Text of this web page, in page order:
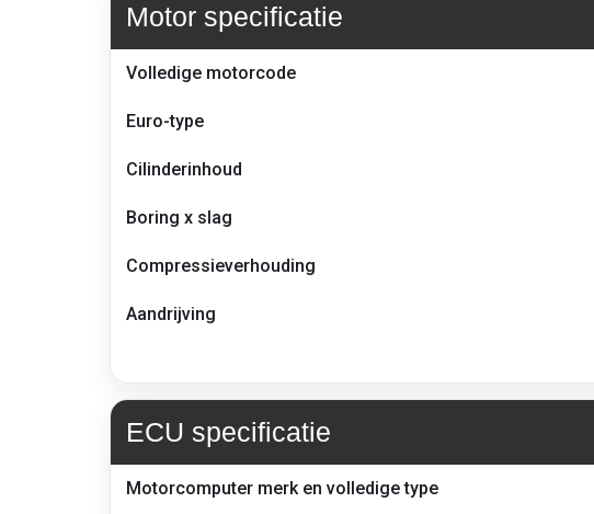
Technische
van
de
–
335d
F30/F31
Motor specificatie
Volledige motorcode
Euro-type
Cilinderinhoud
Boring x slag
Compressieverhouding
Aandrijving
ECU-
ECU specificatie
Motorcomputer merk en volledige type